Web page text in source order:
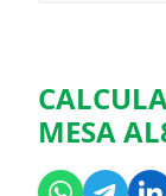
MESA